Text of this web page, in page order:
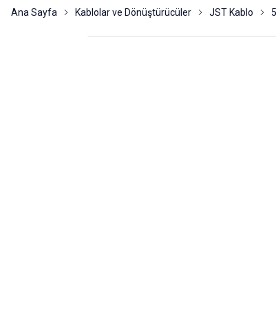
Ana Sayfa Kablolar ve Dönüştürücüler JST Kablo